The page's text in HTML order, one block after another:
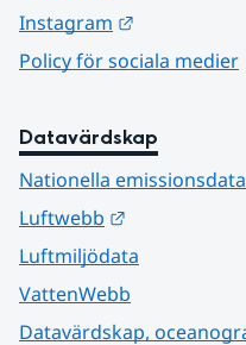
Instagram
Policy för sociala medier
Datavärdskap
Nationella
Luftwebb
Luftmiljödata
VattenWebb
Datavärdskap,